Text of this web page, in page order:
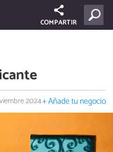
COMPARTIR
2024+ Añade tu negocio